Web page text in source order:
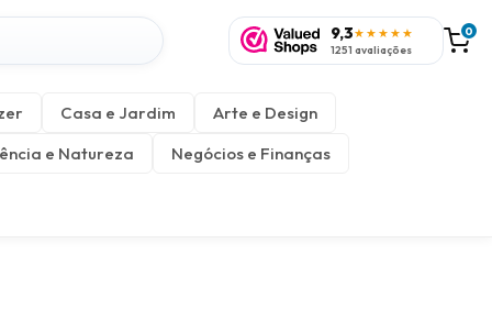
9,3★★★★★
1251 avaliações
0
Casa e Jardim
Arte e Design
e Natureza
Negócios e Finanças